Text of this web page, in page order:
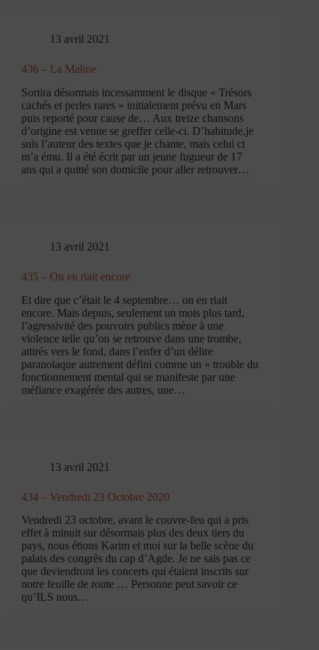
13 avril 2021
436 – La Maline
Sortira désormais incessamment le disque « Trésors
cachés et perles rares » initialement prévu en Mars
puis reporté pour cause de… Aux treize chansons
d’origine est venue se greffer celle-ci. D’habitude,je
suis l’auteur des textes que je chante, mais celui ci
m’a ému. Il a été écrit par un jeune fugueur de 17
ans qui a quitté son domicile pour aller retrouver…
13 avril 2021
435 – On en riait encore
Et dire que c’était le 4 septembre… on en riait
encore. Mais depuis, seulement un mois plus tard,
l’agressivité des pouvoirs publics mène à une
violence telle qu’on se retrouve dans une trombe,
attirés vers le fond, dans l’enfer d’un délire
paranoïaque autrement défini comme un « trouble du
fonctionnement mental qui se manifeste par une
méfiance exagérée des autres, une…
13 avril 2021
434 – Vendredi 23 Octobre 2020
Vendredi 23 octobre, avant le couvre-feu qui a pris
effet à minuit sur désormais plus des deux tiers du
pays, nous étions Karim et moi sur la belle scène du
palais des congrès du cap d’Agde. Je ne sais pas ce
que deviendront les concerts qui étaient inscrits sur
notre feuille de route … Personne peut savoir ce
qu’ILS nous…